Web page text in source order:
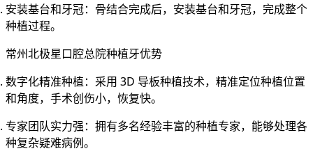
安装基台和牙冠：骨结合完成后，安装基台和牙冠，完成整个
种植过程。
常州北极星口腔总院种植牙优势
数字化精准种植：采用 3D 导板种植技术，精准定位种植位置
和角度，手术创伤小，恢复快。
专家团队实力强：拥有多名经验丰富的种植专家，能够处理各
种复杂疑难病例。